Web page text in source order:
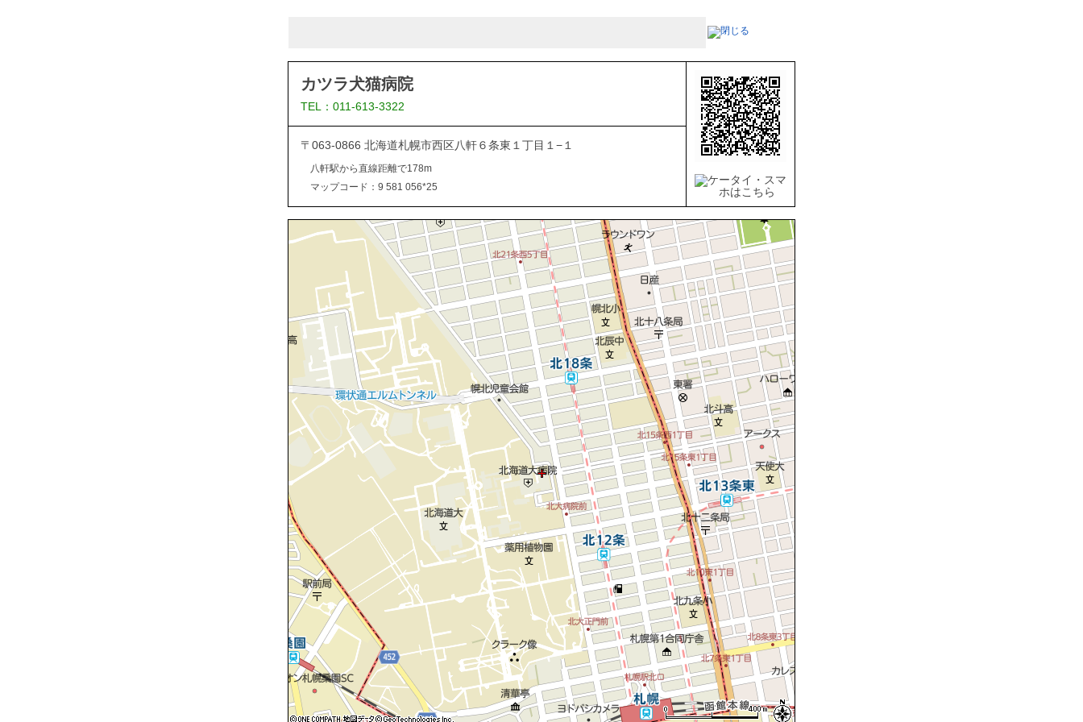
カツラ犬猫病院
TEL：011-613-3322
〒063-0866 北海道札幌市西区八軒６条東１丁目１−１
八軒駅から直線距離で178m
マップコード：9 581 056*25